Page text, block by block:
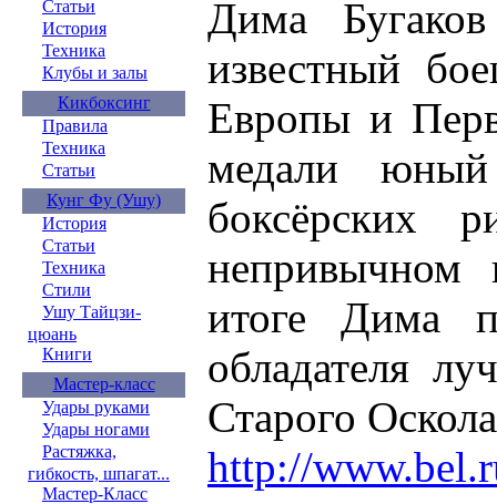
Статьи
История
Техника
Клубы и залы
Кикбоксинг
Правила
Техника
Статьи
Кунг Фу (Ушу)
История
Статьи
Техника
Стили
Ушу Тайцзи-
цюань
Книги
Мастер-класс
Удары руками
Удары ногами
Растяжка,
гибкость, шпагат...
Мастер-Класс
Дима
известный
Европы и
медали
боксёрских
непривычном
итоге Дима
обладателя
Старого
http://